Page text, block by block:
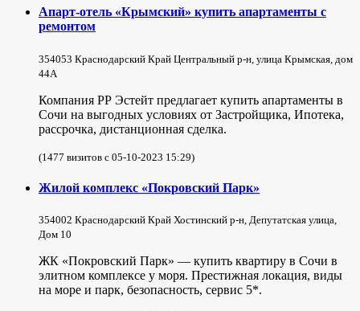
Апарт-отель «Крымский» купить апартаменты с
ремонтом
354053 Краснодарский Край Центральный р-н, улица Крымская, дом
44А
Компания РР Эстейт предлагает купить апартаменты в
Сочи на выгодных условиях от Застройщика, Ипотека,
рассрочка, дистанционная сделка.
(1477 визитов с 05-10-2023 15:29)
Жилой комплекс «Покровский Парк»
354002 Краснодарский Край Хостинский р-н, Депутатская улица,
Дом 10
ЖК «Покровский Парк» — купить квартиру в Сочи в
элитном комплексе у моря. Престижная локация, виды
на море и парк, безопасность, сервис 5*.